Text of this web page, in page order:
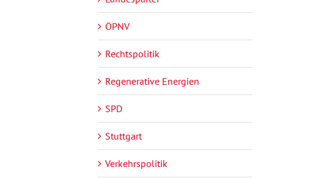
ÖPNV
Rechtspolitik
Regenerative Energien
SPD
Stuttgart
Verkehrspolitik